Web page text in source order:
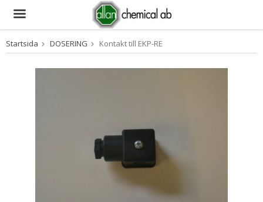
Produkten har blivit tillagd i varukorgen
Startsida DOSERING Kontakt till EKP-RE